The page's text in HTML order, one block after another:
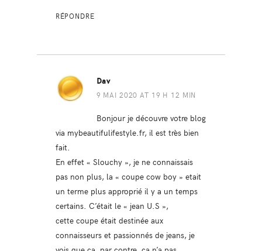
RÉPONDRE
Dav
9 MAI 2020 AT 19 H 12 MIN
Bonjour je découvre votre blog
via mybeautifulifestyle.fr, il est très bien
fait.
En effet « Slouchy », je ne connaissais
pas non plus, la « coupe cow boy » etait
un terme plus approprié il y a un temps
certains. C’était le « jean U.S »,
cette coupe était destinée aux
connaisseurs et passionnés de jeans, je